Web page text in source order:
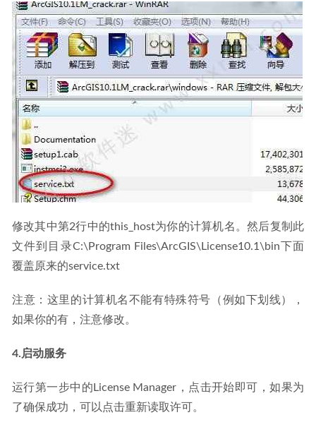
修改其中第2行中的this_host为你的计算机名。然后复制此
文件到目录C:\Program Files\ArcGIS\License10.1\bin下面
覆盖原来的service.txt
注意：这里的计算机名不能有特殊符号（例如下划线），
如果你的有，注意修改。
4.启动服务
运行第一步中的License Manager，点击开始即可，如果为
了确保成功，可以点击重新读取许可。